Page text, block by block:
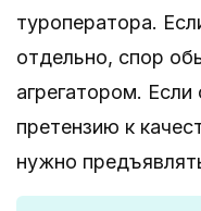
туроператора.
отдельно, спор
агрегатором.
претензию к
нужно